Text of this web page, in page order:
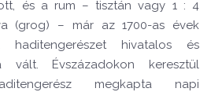
és a rum – tisztán vagy 1 : 4
(grog) – már az 1700-as évek
hivatalos és
vált. Évszázadokon keresztül
megkapta napi